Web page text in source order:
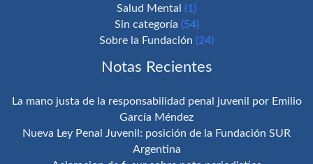
Salud Mental (1)
Sin categoría (54)
Sobre la Fundación (24)
Notas Recientes
La mano justa de la responsabilidad penal juvenil por Emilio
García Méndez
Nueva Ley Penal Juvenil: posición de la Fundación SUR
Argentina